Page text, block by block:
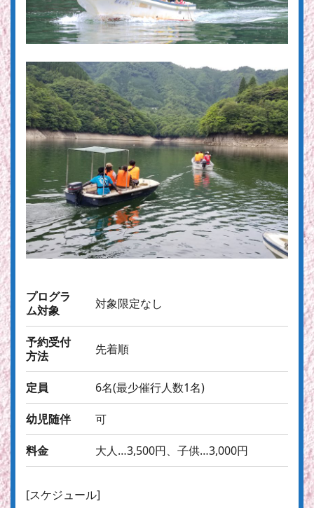
プログラ
ム対象
対象限定なし
予約受付
方法
先着順
定員 6名(最少催行人数1名)
幼児随伴 可
料金 大人…3,500円、子供…3,000円
[スケジュール]